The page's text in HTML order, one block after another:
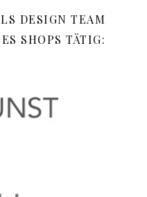
DESIGN TEAM
SHOPS TÄTIG: